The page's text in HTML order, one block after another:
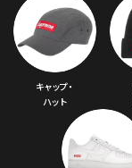
キャップ・
ハット